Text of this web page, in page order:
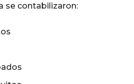
se contabilizaron: